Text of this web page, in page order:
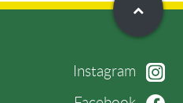
Instagram